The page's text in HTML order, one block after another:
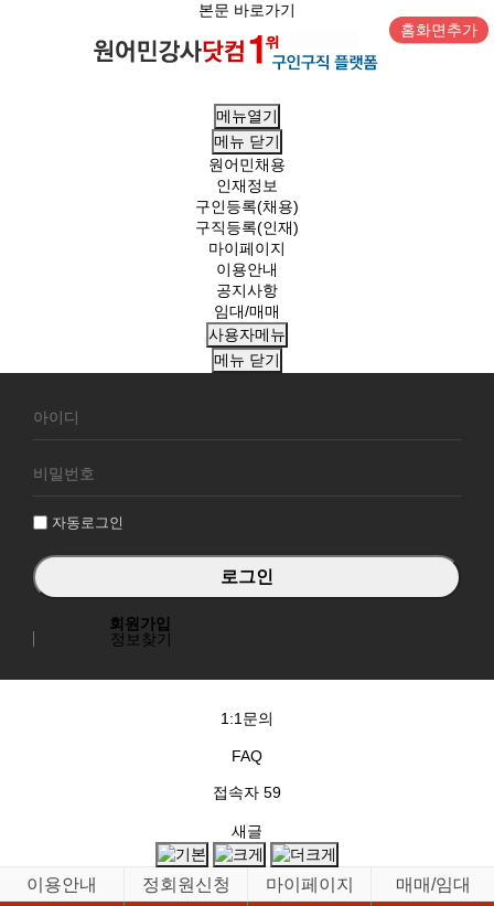
본문 바로가기
홈화면추가
메뉴열기
메뉴 닫기
원어민채용
인재정보
구인등록(채용)
구직등록(인재)
마이페이지
이용안내
공지사항
임대/매매
사용자메뉴
메뉴 닫기
원
그
자동로그인
회원가입
정보찾기
1:1문의
FAQ
접속자 59
새글
이용안내 정회원신청 마이페이지
매매/임대